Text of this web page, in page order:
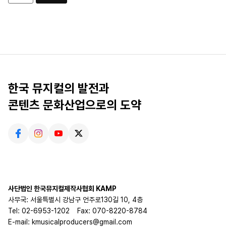
한국 뮤지컬의 발전과
콘텐츠 문화산업으로의 도약
사단법인 한국뮤지컬제작사협회 KAMP
사무국: 서울특별시 강남구 언주로130길 10, 4층
Tel: 02-6953-1202
Fax: 070-8220-8784
E-mail: kmusicalproducers@gmail.com